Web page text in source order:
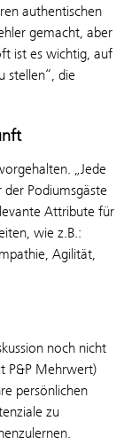
authentischen
gemacht, aber
ist es wichtig, auf
stellen“, die
„Jede
der Podiumsgäste
Attribute für
wie z.B.:
Agilität,
noch nicht
P&P Mehrwert)
persönlichen
zu